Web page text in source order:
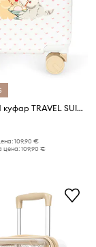
Konges Sløjd куфар TRAVEL SUITCASE
109,90 €
цена:109,90 €